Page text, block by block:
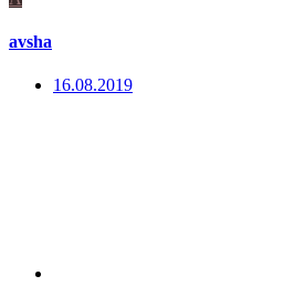
avsha
16.08.2019